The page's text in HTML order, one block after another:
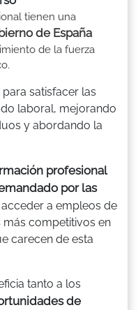
tienen una
de España
de la fuerza
satisfacer las
laboral, mejorando
y abordando la
profesional
por las
a empleos de
competitivos en
carecen de esta
tanto a los
de